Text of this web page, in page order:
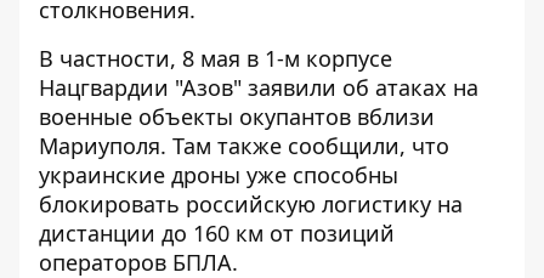
столкновения.
В частности, 8 мая в 1-м корпусе
Нацгвардии "Азов" заявили об атаках на
военные объекты окупантов вблизи
Мариуполя. Там также сообщили, что
украинские дроны уже способны
блокировать российскую логистику на
дистанции до 160 км от позиций
операторов БПЛА.